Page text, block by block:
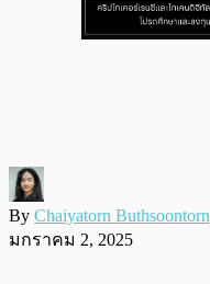
By Chaiyatorn Buthsoontorn
มกราคม 2, 2025